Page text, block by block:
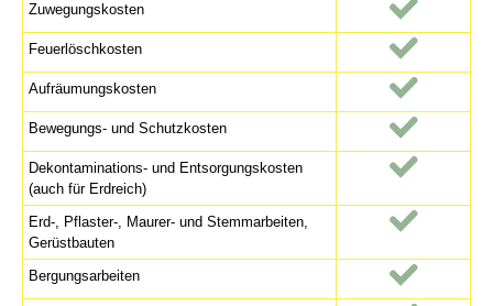
Zuwegungskosten
Feuerlöschkosten
Aufräumungskosten
Bewegungs- und Schutzkosten
Dekontaminations- und Entsorgungskosten
(auch für Erdreich)
Erd-, Pflaster-, Maurer- und Stemmarbeiten,
Gerüstbauten
Bergungsarbeiten